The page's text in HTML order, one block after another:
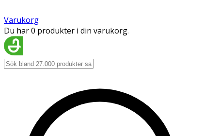
Varukorg
Du har 0 produkter i din varukorg.